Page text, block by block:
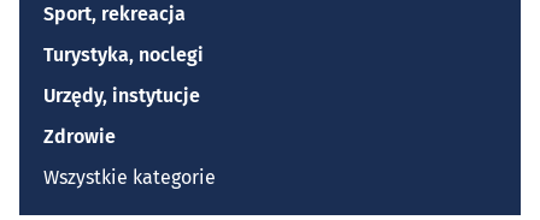
Sport, rekreacja
Turystyka, noclegi
Urzędy, instytucje
Zdrowie
Wszystkie kategorie